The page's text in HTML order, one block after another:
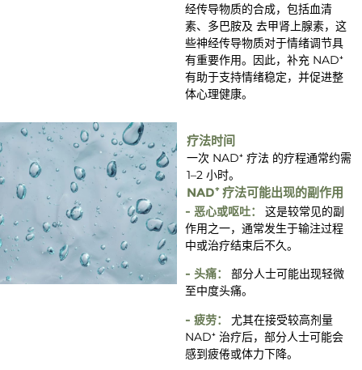
经传导物质的合成，包括血清
素、多巴胺及 去甲肾上腺素，这
些神经传导物质对于情绪调节具
有重要作用。因此，补充 NAD⁺
有助于支持情绪稳定，并促进整
体心理健康。
疗法时间
一次 NAD⁺ 疗法 的疗程通常约需
1–2 小时。
NAD⁺ 疗法可能出现的副作用
- 恶心或呕吐：
这是较常见的副
作用之一，通常发生于输注过程
中或治疗结束后不久。
- 头痛：
部分人士可能出现轻微
至中度头痛。
- 疲劳：
尤其在接受较高剂量
NAD⁺ 治疗后，部分人士可能会
感到疲倦或体力下降。